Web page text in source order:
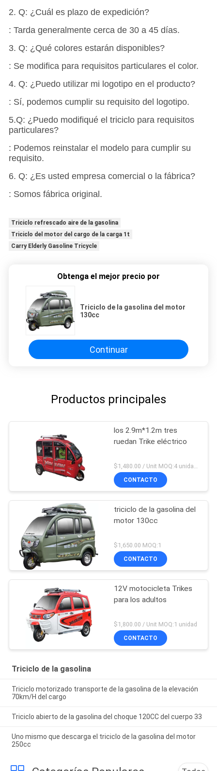
2. Q: ¿Cuál es plazo de expedición?
: Tarda generalmente cerca de 30 a 45 días.
3. Q: ¿Qué colores estarán disponibles?
: Se modifica para requisitos particulares el color.
4. Q: ¿Puedo utilizar mi logotipo en el producto?
: Sí, podemos cumplir su requisito del logotipo.
5.Q: ¿Puedo modifiqué el triciclo para requisitos
particulares?
: Podemos reinstalar el modelo para cumplir su
requisito.
6. Q: ¿Es usted empresa comercial o la fábrica?
: Somos fábrica original.
Triciclo refrescado aire de la gasolina
Triciclo del motor del cargo de la carga 1t
Carry Elderly Gasoline Tricycle
Obtenga el mejor precio por
Triciclo de la gasolina del motor
130cc
Continuar
Productos principales
los 2.9m*1.2m tres
ruedan Trike eléctrico
$1,480.00 / Unit MOQ:4 unidades
CONTACTO
triciclo de la gasolina del
motor 130cc
$1,650.00 MOQ:1
CONTACTO
12V motocicleta Trikes
para los adultos
$1,800.00 / Unit MOQ:1 unidad
CONTACTO
Triciclo de la gasolina
Triciclo motorizado transporte de la gasolina de la elevación
70km/H del cargo
Triciclo abierto de la gasolina del choque 120CC del cuerpo 33
Uno mismo que descarga el triciclo de la gasolina del motor
250cc